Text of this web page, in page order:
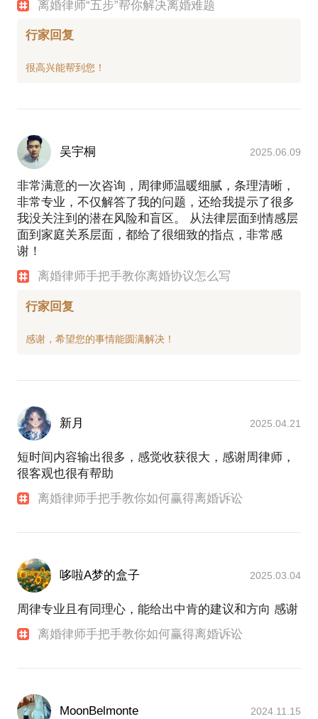
离婚律师“五步”帮你解决离婚难题
行家回复
吴宇桐 2025.06.09
非常满意的一次咨询，周律师温暖细腻，条理清晰，
非常专业，不仅解答了我的问题，还给我提示了很多
我没关注到的潜在风险和盲区。 从法律层面到情感层
面到家庭关系层面，都给了很细致的指点，非常感
谢！
离婚律师手把手教你离婚协议怎么写
行家回复
新月 2025.04.21
短时间内容输出很多，感觉收获很大，感谢周律师，
很客观也很有帮助
离婚律师手把手教你如何赢得离婚诉讼
哆啦A梦的盒子 2025.03.04
周律专业且有同理心，能给出中肯的建议和方向 感谢
离婚律师手把手教你如何赢得离婚诉讼
MoonBelmonte 2024.11.15